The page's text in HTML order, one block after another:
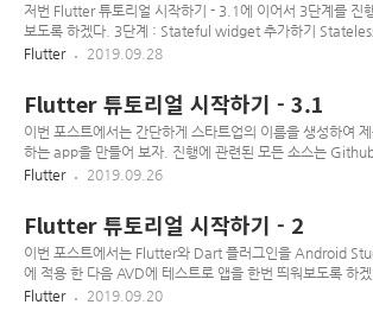
저번 Flutter 튜토리얼 시작하기 - 3.1에 이어서 3단계를 진
보도록 하겠다. 3단계 : Stateful widget 추가하기
widget은 변경할 수 없다 불변이다, 해당 widget의 속성들은
변경되는 상태를 그대로 유지한다. stateful widget을 구현
것은 최소 2개의 클래스가 필요하다. 1) StatefulWidget 클래
스와 , 2) State 클래스가 필요하다. StatefulWidget 클래
State 클래스의 인스턴스를 구현하고 자기 자신은 변경할 수
다 하지만 State 클래스는 widget의 생명주기 동안 지속된다.
Flutter 2019.09.28
Flutter 튜토리얼 시작하기 - 3.1
이번 포스트에서는 간단하게 스타트업의 이름을 생성하여
하는 app을 만들어 보자. 진행에 관련된 모든 소스는
서 확인 할 수 있다! 사용자는 이름을 선택하거나 해제할 수 있
다. 화면은 리스트로 구성하여 스크롤을 내릴 때 이름을 생성
게 하고, 스크롤은 제한이 없게 끔 해보도록 하자. 아래의 샘플
이미지를 보면 우리가 만들게 될 app이 어떤 모습일지 알 수
다. 우리가 이번 포스트로 배울 수 있는 것? Android, IOS나
web에서 자연스럽게 보이는 Flutter app를 만드는 법!
Flutter 2019.09.26
Flutter 튜토리얼 시작하기 - 2
이번 포스트에서는 Flutter와 Dart 플러그인을 Android
에 적용 한 다음 AVD에 테스트로 앱을 한번 띄워보도록 하겠
진행에 관련된 모든 소스는 Github에서 확인 할 수 있다!
Flutter 2019.09.20